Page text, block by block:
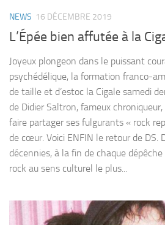
NEWS 16 DÉCEMBRE 2019
L’Épée bien affutée à la
Joyeux plongeon dans le puissant
psychédélique, la formation franco-
de taille et d’estoc la Cigale samedi
de Didier Saltron, fameux
faire partager ses fulgurants « rock
de cœur. Voici ENFIN le retour de DS.
décennies, à la fin de chaque
rock au sens culturel le plus...